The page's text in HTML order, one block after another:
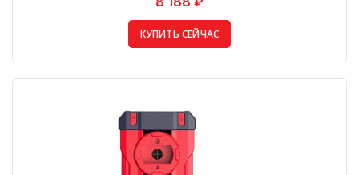
КУПИТЬ СЕЙЧАС